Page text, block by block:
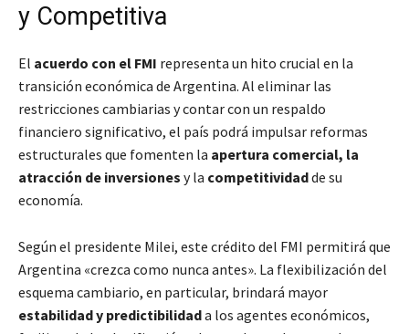
y Competitiva
El acuerdo con el FMI representa un hito crucial en la
transición económica de Argentina. Al eliminar las
restricciones cambiarias y contar con un respaldo
financiero significativo, el país podrá impulsar reformas
estructurales que fomenten la apertura comercial, la
atracción de inversiones y la competitividadde su
economía.
Según el presidente Milei, este crédito del FMI permitirá que
Argentina «crezca como nunca antes». La flexibilización del
esquema cambiario, en particular, brindará mayor
estabilidad y predictibilidada los agentes económicos,